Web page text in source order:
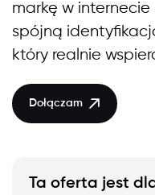
markę w
spójną
który realnie
Dołączam
Ta oferta jest